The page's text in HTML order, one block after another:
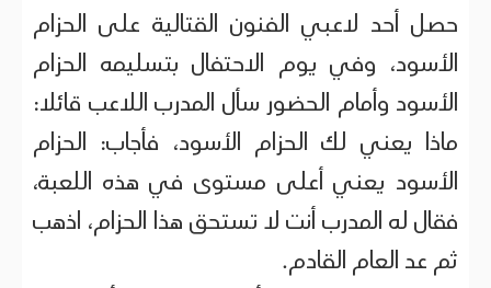
حصل أحد لاعبي الفنون القتالية على الحزام
الأسود، وفي يوم الاحتفال بتسليمه الحزام
الأسود وأمام الحضور سأل المدرب اللاعب قائلا:
ماذا يعني لك الحزام الأسود، فأجاب: الحزام
الأسود يعني أعلى مستوى في هذه اللعبة،
فقال له المدرب أنت لا تستحق هذا الحزام، اذهب
ثم عد العام القادم.